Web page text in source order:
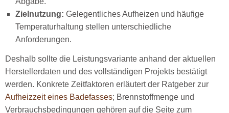
Zielnutzung: Gelegentliches Aufheizen und häufige
Temperaturhaltung stellen unterschiedliche
Anforderungen.
Deshalb sollte die Leistungsvariante anhand der aktuellen
Herstellerdaten und des vollständigen Projekts bestätigt
werden. Konkrete Zeitfaktoren erläutert der Ratgeber zur
Aufheizzeit eines Badefasses; Brennstoffmenge und
Verbrauchsbedingungen gehören auf die Seite zum